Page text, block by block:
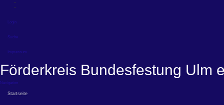
Login
Suche
Impressum
Förderkreis Bundesfestung Ulm
Navigation
Startseite